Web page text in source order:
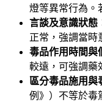
燈等異常行為。
言談及意識狀態
正常，強調當時
毒品作用時間與
較遠，可強調藥
區分毒品施用與
例》）不等於毒